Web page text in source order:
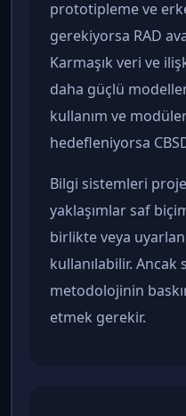
prototipleme ve
gerekiyorsa RAD
Karmaşık veri ve
daha güçlü
kullanım ve
hedefleniyorsa
Bilgi sistemleri
yaklaşımlar saf
birlikte veya
kullanılabilir. Ancak
metodolojinin
etmek gerekir.